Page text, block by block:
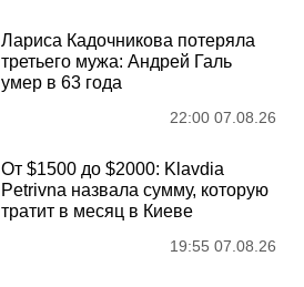
Лариса Кадочникова потеряла
третьего мужа: Андрей Галь
умер в 63 года
22:00 07.08.26
От $1500 до $2000: Klavdia
Petrivna назвала сумму, которую
тратит в месяц в Киеве
19:55 07.08.26